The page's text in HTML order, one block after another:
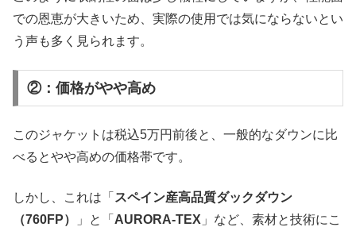
での恩恵が大きいため、実際の使用では気にならないとい
う声も多く見られます。
②：価格がやや高め
このジャケットは税込5万円前後と、一般的なダウンに比
べるとやや高めの価格帯です。
しかし、これは「 スペイン産高品質ダックダウン
（760FP）
」と「 AURORA-TEX 」など、素材と技術にこ